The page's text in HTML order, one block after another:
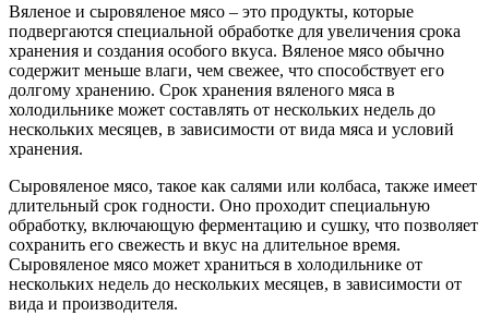
Вяленое и сыровяленое мясо – это продукты, которые
подвергаются специальной обработке для увеличения срока
хранения и создания особого вкуса. Вяленое мясо обычно
содержит меньше влаги, чем свежее, что способствует его
долгому хранению. Срок хранения вяленого мяса в
холодильнике может составлять от нескольких недель до
нескольких месяцев, в зависимости от вида мяса и условий
хранения.
Сыровяленое мясо, такое как салями или колбаса, также имеет
длительный срок годности. Оно проходит специальную
обработку, включающую ферментацию и сушку, что позволяет
сохранить его свежесть и вкус на длительное время.
Сыровяленое мясо может храниться в холодильнике от
нескольких недель до нескольких месяцев, в зависимости от
вида и производителя.